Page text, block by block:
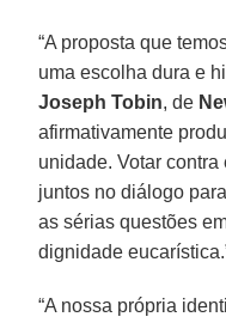
“A proposta que
uma escolha dura e
Joseph Tobin, de
afirmativamente
unidade. Votar
juntos no diálogo
as sérias questões
dignidade
“A nossa própria